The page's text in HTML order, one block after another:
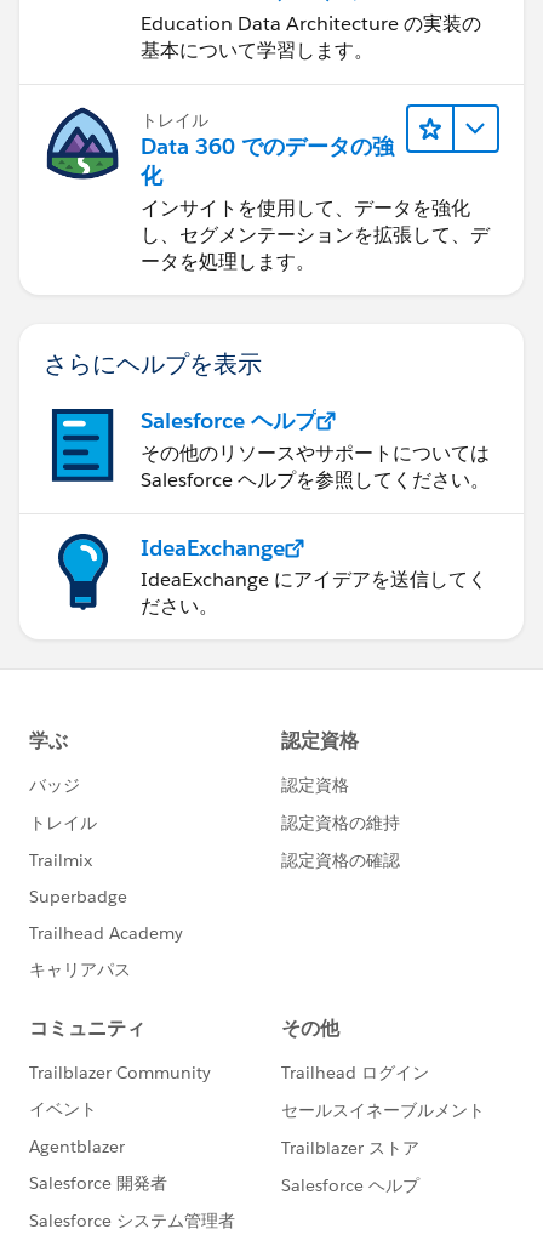
理
Education Data Architecture の実装の
基本について学習します。
トレイル
Data 360 でのデータの強
化
インサイトを使用して、データを強化
し、セグメンテーションを拡張して、デ
ータを処理します。
さらにヘルプを表示
Salesforce ヘルプ
その他のリソースやサポートについては
Salesforce ヘルプを参照してください。
IdeaExchange
IdeaExchange にアイデアを送信してく
ださい。